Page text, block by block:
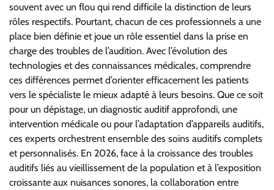
souvent avec un flou qui rend difficile la distinction de leurs
rôles respectifs. Pourtant, chacun de ces professionnels a une
place bien définie et joue un rôle essentiel dans la prise en
charge des troubles de l’audition. Avec l’évolution des
technologies et des connaissances médicales, comprendre
ces différences permet d’orienter efficacement les patients
vers le spécialiste le mieux adapté à leurs besoins. Que ce soit
pour un dépistage, un diagnostic auditif approfondi, une
intervention médicale ou pour l’adaptation d’appareils auditifs,
ces experts orchestrent ensemble des soins auditifs complets
et personnalisés. En 2026, face à la croissance des troubles
auditifs liés au vieillissement de la population et à l’exposition
croissante aux nuisances sonores, la collaboration entre